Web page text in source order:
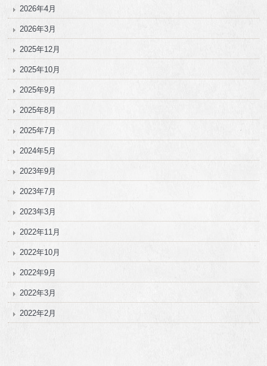
2026年4月
2026年3月
2025年12月
2025年10月
2025年9月
2025年8月
2025年7月
2024年5月
2023年9月
2023年7月
2023年3月
2022年11月
2022年10月
2022年9月
2022年3月
2022年2月